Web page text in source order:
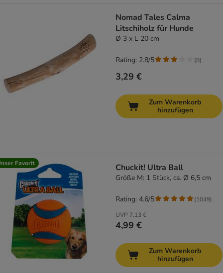
Nomad Tales Calma
Litschiholz für Hunde
Ø 3 x L 20 cm
3,29 €
Rating: 2.8/5 (8)
Zum Warenkorb
hinzufügen
Favorit Chuckit! Ultra Ball
Größe M: 1 Stück, ca. Ø 6,5 cm
UVP 7,13 €
4,99 €
Rating: 4.6/5 (1049)
Zum Warenkorb
hinzufügen